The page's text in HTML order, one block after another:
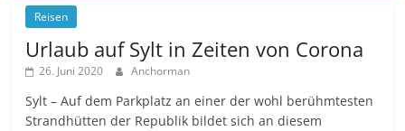
Reisen
Urlaub auf Sylt in Zeiten von Corona
26. Juni 2020 Anchorman
Sylt – Auf dem Parkplatz an einer der wohl berühmtesten
Strandhütten der Republik bildet sich an diesem